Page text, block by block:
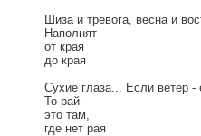
Шиза и тревога, весна и
Наполнят
от края
до края
Сухие глаза... Если ветер -
То рай -
это там,
где нет рая